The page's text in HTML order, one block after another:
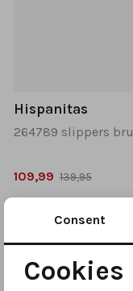
Hispanitas
264789 slippers
109,99 139,95
Noodzakelijke
Consent
Cookies